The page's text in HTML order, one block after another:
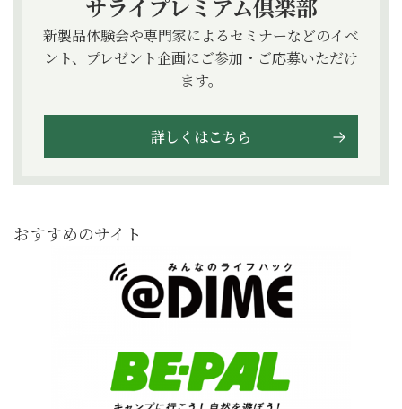
サライプレミアム倶楽部
新製品体験会や専門家によるセミナーなどのイベ
ント、プレゼント企画にご参加・ご応募いただけ
ます。
詳しくはこちら
おすすめのサイト